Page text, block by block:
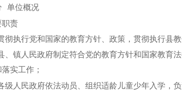
单位概况
职责
执行党和国家的教育方针、政策，贯彻执行县
镇人民政府制定符合党的教育方针和国家教育
实工作；
人民政府依法动员、组织适龄儿童少年入学，